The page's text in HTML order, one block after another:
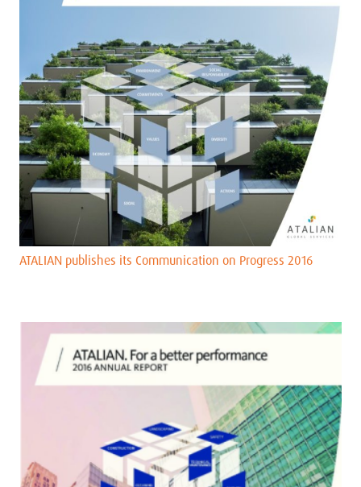
ATALIAN publishes its Communication on Progress 2016